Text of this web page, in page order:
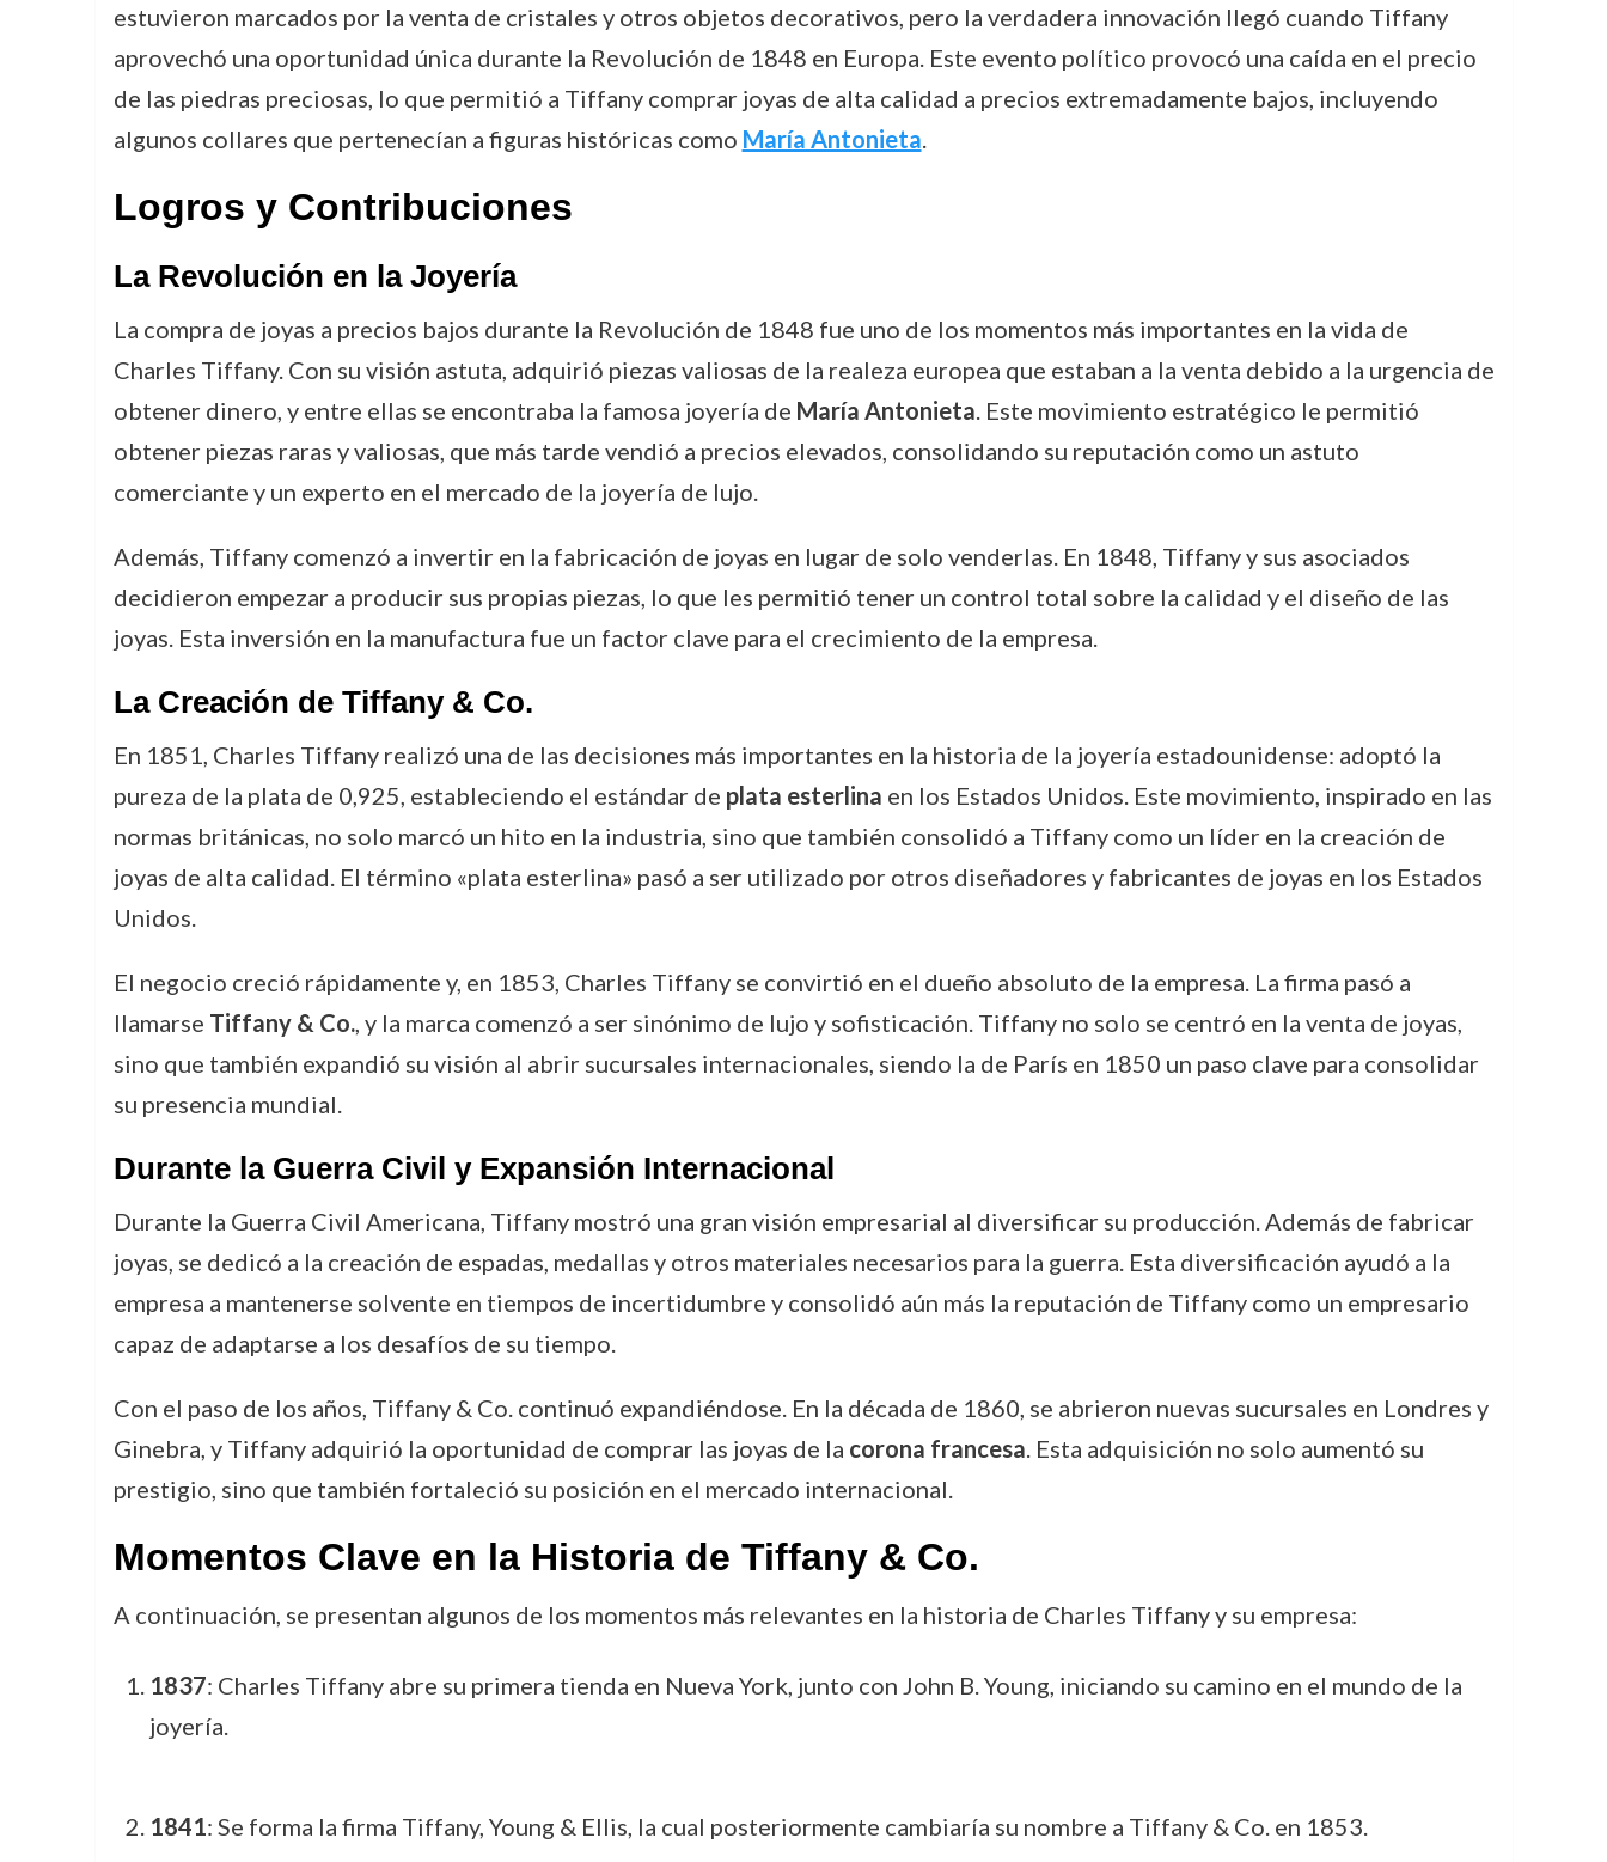
estuvieron marcados por la venta de cristales y otros objetos decorativos, pero la verdadera innovación llegó cuando Tiffany
aprovechó una oportunidad única durante la Revolución de 1848 en Europa. Este evento político provocó una caída en el precio
de las piedras preciosas, lo que permitió a Tiffany comprar joyas de alta calidad a precios extremadamente bajos, incluyendo
algunos collares que pertenecían a figuras históricas como María Antonieta.
Logros y Contribuciones
La Revolución en la Joyería
La compra de joyas a precios bajos durante la Revolución de 1848 fue uno de los momentos más importantes en la vida de
Charles Tiffany. Con su visión astuta, adquirió piezas valiosas de la realeza europea que estaban a la venta debido a la urgencia de
obtener dinero, y entre ellas se encontraba la famosa joyería de María Antonieta. Este movimiento estratégico le permitió
obtener piezas raras y valiosas, que más tarde vendió a precios elevados, consolidando su reputación como un astuto
comerciante y un experto en el mercado de la joyería de lujo.
Además, Tiffany comenzó a invertir en la fabricación de joyas en lugar de solo venderlas. En 1848, Tiffany y sus asociados
decidieron empezar a producir sus propias piezas, lo que les permitió tener un control total sobre la calidad y el diseño de las
joyas. Esta inversión en la manufactura fue un factor clave para el crecimiento de la empresa.
La Creación de Tiffany & Co.
En 1851, Charles Tiffany realizó una de las decisiones más importantes en la historia de la joyería estadounidense: adoptó la
pureza de la plata de 0,925, estableciendo el estándar de plata esterlina en los Estados Unidos. Este movimiento, inspirado en las
normas británicas, no solo marcó un hito en la industria, sino que también consolidó a Tiffany como un líder en la creación de
joyas de alta calidad. El término «plata esterlina» pasó a ser utilizado por otros diseñadores y fabricantes de joyas en los Estados
Unidos.
El negocio creció rápidamente y, en 1853, Charles Tiffany se convirtió en el dueño absoluto de la empresa. La firma pasó a
llamarse Tiffany & Co., y la marca comenzó a ser sinónimo de lujo y sofisticación. Tiffany no solo se centró en la venta de joyas,
sino que también expandió su visión al abrir sucursales internacionales, siendo la de París en 1850 un paso clave para consolidar
su presencia mundial.
Durante la Guerra Civil y Expansión Internacional
Durante la Guerra Civil Americana, Tiffany mostró una gran visión empresarial al diversificar su producción. Además de fabricar
joyas, se dedicó a la creación de espadas, medallas y otros materiales necesarios para la guerra. Esta diversificación ayudó a la
empresa a mantenerse solvente en tiempos de incertidumbre y consolidó aún más la reputación de Tiffany como un empresario
capaz de adaptarse a los desafíos de su tiempo.
Con el paso de los años, Tiffany & Co. continuó expandiéndose. En la década de 1860, se abrieron nuevas sucursales en Londres y
Ginebra, y Tiffany adquirió la oportunidad de comprar las joyas de la corona francesa. Esta adquisición no solo aumentó su
prestigio, sino que también fortaleció su posición en el mercado internacional.
Momentos Clave en la Historia de Tiffany & Co.
A continuación, se presentan algunos de los momentos más relevantes en la historia de Charles Tiffany y su empresa:
1837: Charles Tiffany abre su primera tienda en Nueva York, junto con John B. Young, iniciando su camino en el mundo de la
joyería.
1841: Se forma la firma Tiffany, Young & Ellis, la cual posteriormente cambiaría su nombre a Tiffany & Co. en 1853.